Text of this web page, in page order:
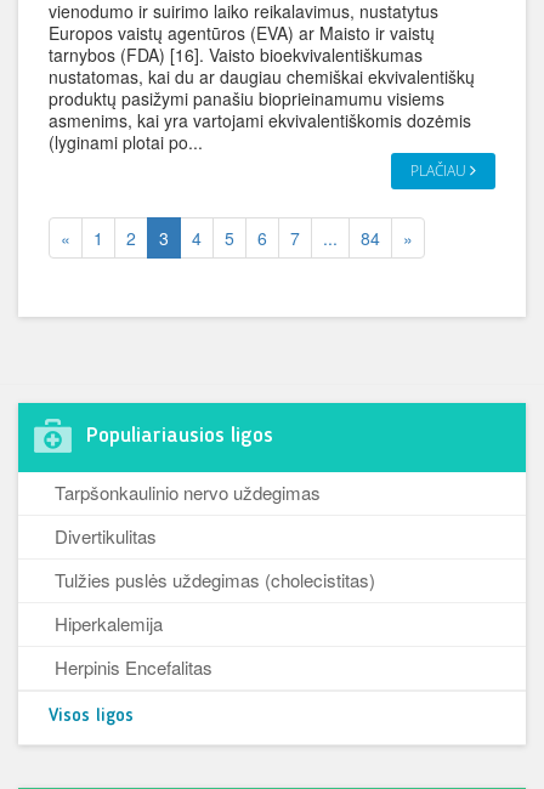
vienodumo ir suirimo laiko reikalavimus, nustatytus
Europos vaistų agentūros (EVA) ar Maisto ir vaistų
tarnybos (FDA) [16]. Vaisto bioekvivalentiškumas
nustatomas, kai du ar daugiau chemiškai ekvivalentiškų
produktų pasižymi panašiu bioprieinamumu visiems
asmenims, kai yra vartojami ekvivalentiškomis dozėmis
(lyginami plotai po...
PLAČIAU
« 1 2 3 4 5 6 7 ... 84 »
Populiariausios ligos
Tarpšonkaulinio nervo uždegimas
Divertikulitas
Tulžies puslės uždegimas (cholecistitas)
Hiperkalemija
Herpinis Encefalitas
Visos ligos